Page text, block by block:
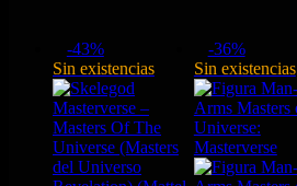
-43%
Sin existencias
-36%
Sin existencias